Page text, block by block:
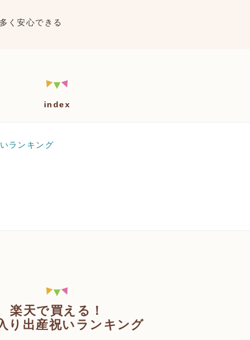
く安心できる
index
ランキング
楽天で買える！
り出産祝いランキング